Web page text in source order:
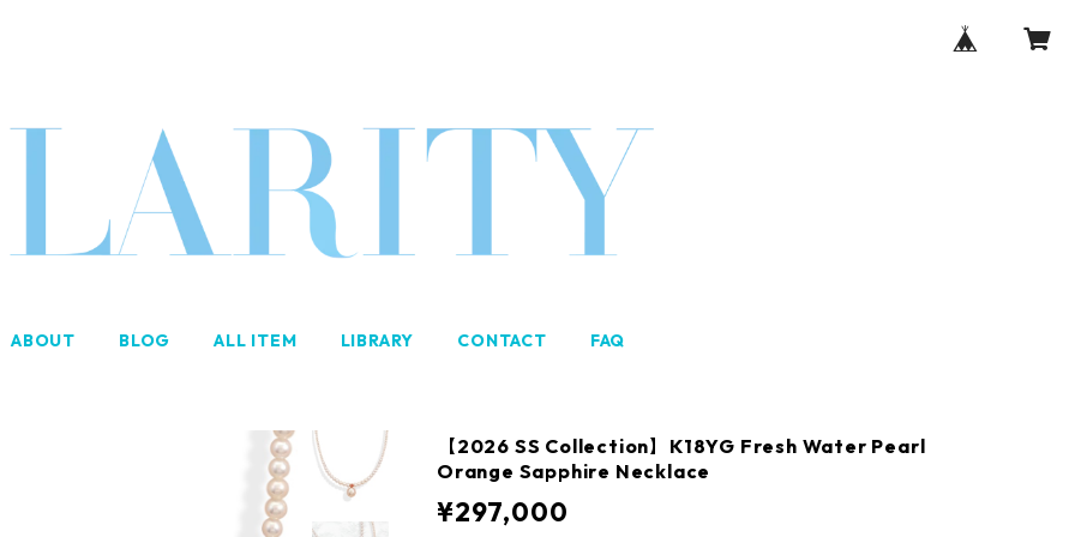
ABOUT BLOG ALL ITEM LIBRARY CONTACT FAQ
【2026 SS Collection】K18YG Fresh Water Pearl
Orange Sapphire Necklace
¥297,000